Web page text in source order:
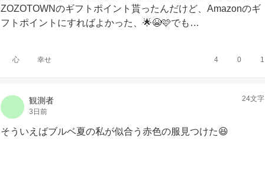
ZOZOTOWNのギフトポイント貰ったんだけど、Amazonのギ
フトポイントにすればよかった、🌟😭🩷でも…
心 幸せ 4 0 1
観測者
3日前
24文字
そういえばブルベ夏の私が似合う赤色の服見つけた😆